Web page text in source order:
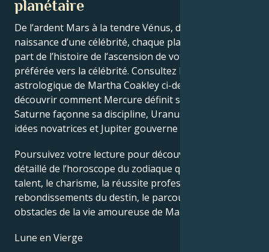
planétaire
De l’ardent Mars à la tendre Vénus, dans ce thème de
naissance d’une célébrité, chaque planète raconte sa
part de l’histoire de l’ascension de votre star
préférée vers la célébrité. Consultez le thème
astrologique de Martha Coakley ci-dessous pour
découvrir comment Mercure définit son intellect,
Saturne façonne sa discipline, Uranus stimule ses
idées novatrices et Jupiter gouverne sa chance.
Poursuivez votre lecture pour découvrir le profil
détaillé de l’horoscope du zodiaque qui explique le
talent, le charisme, la réussite professionnelle, les
rebondissements du destin, le parcours de vie et les
obstacles de la vie amoureuse de Martha Coakley.
Lune en Vierge